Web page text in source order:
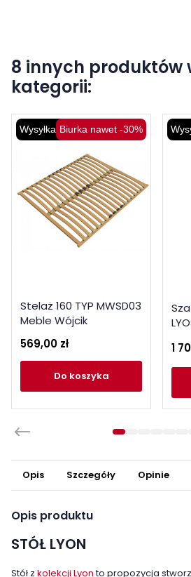
8 innych produktów
kategorii:
Wysyłka 48HBiurka nawet -30%
Stelaż 160 TYP MWSD03
Meble Wójcik
569,00 zł
do koszyka
1
Opis Szczegóły Opinie
Opis produktu
STÓŁ LYON
Stół z kolekcji Lyonto propozycja